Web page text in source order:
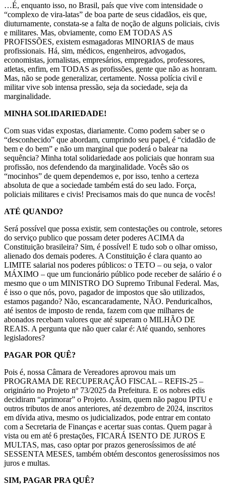
…É, enquanto isso, no Brasil, país que vive com intensidade o
“complexo de vira-latas” de boa parte de seus cidadãos, eis que,
diuturnamente, constata-se a falta de noção de alguns policiais, civis
e militares. Mas, obviamente, como EM TODAS AS
PROFISSÕES, existem esmagadoras MINORIAS de maus
profissionais. Há, sim, médicos, engenheiros, advogados,
economistas, jornalistas, empresários, empregados, professores,
atletas, enfim, em TODAS as profissões, gente que não as honram.
Mas, não se pode generalizar, certamente. Nossa polícia civil e
militar vive sob intensa pressão, seja da sociedade, seja da
marginalidade.
MINHA SOLIDARIEDADE!
Com suas vidas expostas, diariamente. Como podem saber se o
“desconhecido” que abordam, cumprindo seu papel, é “cidadão de
bem e do bem” e não um marginal que poderá o balear na
sequência? Minha total solidariedade aos policiais que honram sua
profissão, nos defendendo da marginalidade. Vocês são os
“mocinhos” de quem dependemos e, por isso, tenho a certeza
absoluta de que a sociedade também está do seu lado. Força,
policiais militares e civis! Precisamos mais do que nunca de vocês!
ATÉ QUANDO?
Será possível que possa existir, sem contestações ou controle, setores
do serviço publico que possam deter poderes ACIMA da
Constituição brasileira? Sim, é possível! E tudo sob o olhar omisso,
alienado dos demais poderes. A Constituição é clara quanto ao
LIMITE salarial nos poderes públicos: o TETO – ou seja, o valor
MÁXIMO – que um funcionário público pode receber de salário é o
mesmo que o um MINISTRO DO Supremo Tribunal Federal. Mas,
é isso o que nós, povo, pagador de impostos que são utilizados,
estamos pagando? Não, escancaradamente, NÃO. Penduricalhos,
até isentos de imposto de renda, fazem com que milhares de
abonados recebam valores que até superam o MILHÃO DE
REAIS. A pergunta que não quer calar é: Até quando, senhores
legisladores?
PAGAR POR QUÊ?
Pois é, nossa Câmara de Vereadores aprovou mais um
PROGRAMA DE RECUPERAÇÃO FISCAL – REFIS-25 –
originário no Projeto nº 73/2025 da Prefeitura. E os nobres edis
decidiram “aprimorar” o Projeto. Assim, quem não pagou IPTU e
outros tributos de anos anteriores, até dezembro de 2024, inscritos
em dívida ativa, mesmo os judicializados, pode entrar em contato
com a Secretaria de Finanças e acertar suas contas. Quem pagar à
vista ou em até 6 prestações, FICARÁ ISENTO DE JUROS E
MULTAS, mas, caso optar por prazos generosíssimos de até
SESSENTA MESES, também obtém descontos generosíssimos nos
juros e multas.
SIM, PAGAR PRA QUÊ?